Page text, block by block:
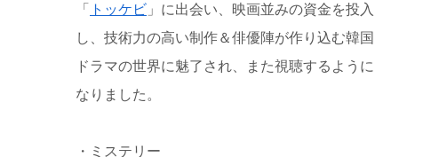
「 トッケビ 」に出会い、映画並みの資金を投入
し、技術力の高い制作＆俳優陣が作り込む韓国
ドラマの世界に魅了され、また視聴するように
なりました。
・ミステリー